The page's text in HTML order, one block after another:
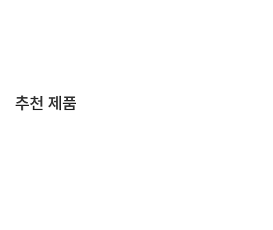
추천 제품